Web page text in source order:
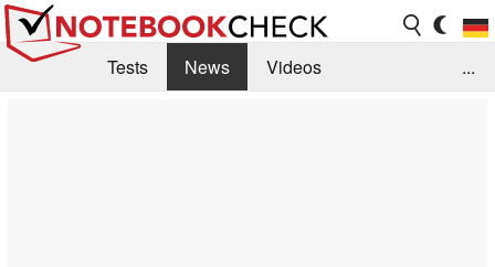
Tests News
Videos
...